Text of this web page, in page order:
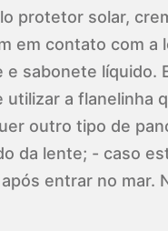
protetor solar,
em contato com a
sabonete líquido.
a flanelinha
outro tipo de
da lente; - caso
entrar no mar.